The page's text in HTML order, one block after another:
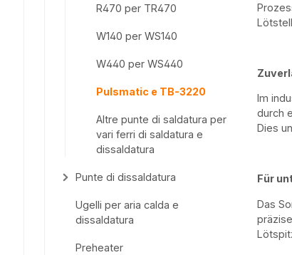
R470 per TR470
W140 per WS140
W440 per WS440
Pulsmatic e TB-3220
Altre punte di saldatura per
vari ferri di saldatura e
dissaldatura
Punte di dissaldatura
Ugelli per aria calda e
dissaldatura
Preheater
Im
durch
Dies
Für
Das